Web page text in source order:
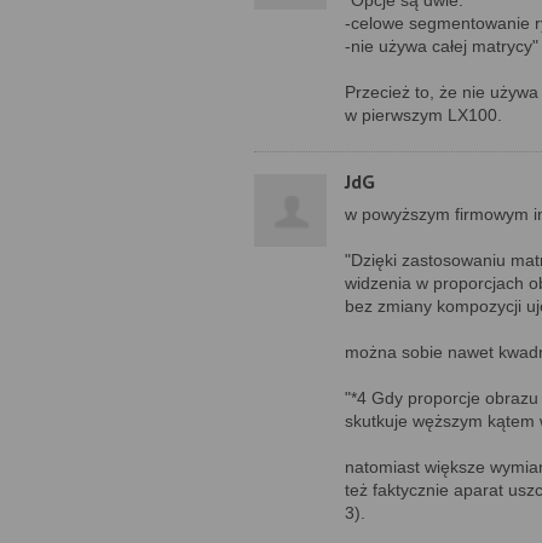
-celowe segmentowanie
-nie używa całej matrycy"
Przecież to, że nie
w pierwszym LX100.
JdG
w powyższym firmowym
"Dzięki zastosowaniu
widzenia w proporcjach
bez zmiany kompozycji
można sobie nawet
"*4 Gdy proporcje
skutkuje węższym kątem
natomiast większe
też faktycznie aparat
3).